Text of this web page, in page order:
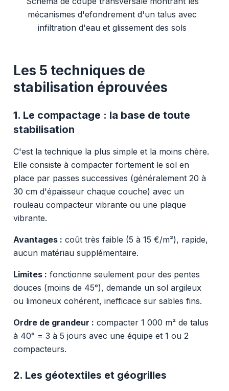
mécanismes d'efondrement d'un talus avec
infiltration d'eau et glissement des sols
Les 5 techniques de
stabilisation éprouvées
1. Le compactage : la base de toute
stabilisation
C'est la technique la plus simple et la moins chère.
Elle consiste à compacter fortement le sol en
place par passes successives (généralement 20 à
30 cm d'épaisseur chaque couche) avec un
rouleau compacteur vibrante ou une plaque
vibrante.
Avantages : coût très faible (5 à 15 €/m²), rapide,
aucun matériau supplémentaire.
Limites : fonctionne seulement pour des pentes
douces (moins de 45°), demande un sol argileux
ou limoneux cohérent, inefficace sur sables fins.
Ordre de grandeur : compacter 1 000 m² de talus
à 40° = 3 à 5 jours avec une équipe et 1 ou 2
compacteurs.
2. Les géotextiles et géogrilles